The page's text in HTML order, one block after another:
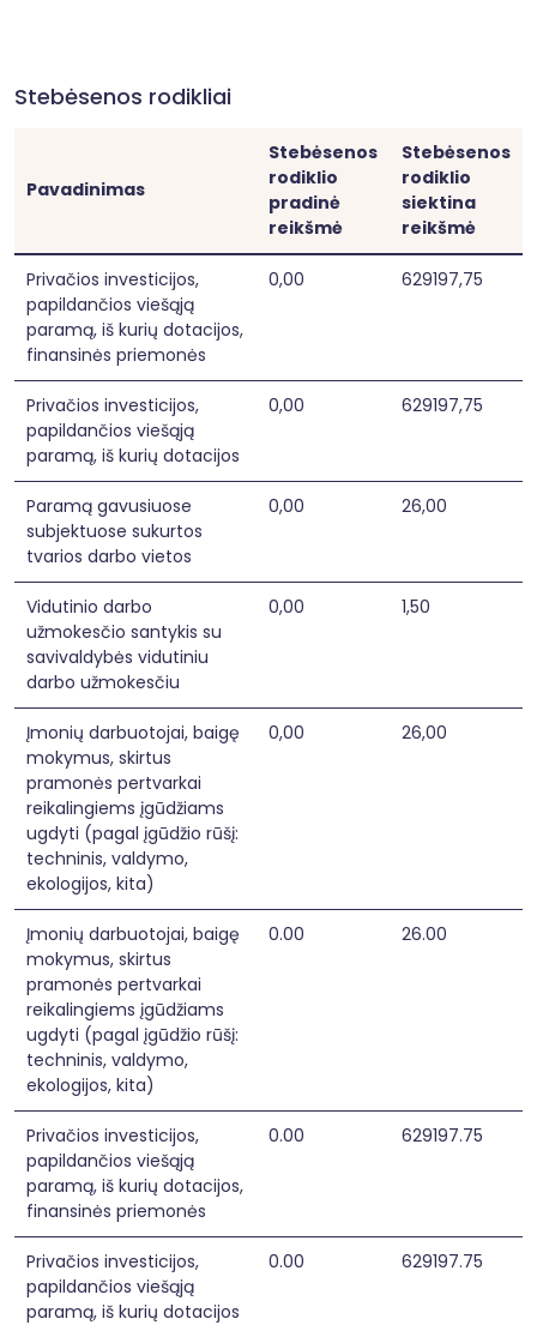
Stebėsenos rodikliai
Pavadinimas
Stebėsenos
rodiklio
pradinė
reikšmė
Stebėsenos
rodiklio
siektina
reikšmė
Privačios investicijos,
papildančios viešąją
paramą, iš kurių dotacijos,
finansinės priemonės
0,00 629197,75
Privačios investicijos,
papildančios viešąją
paramą, iš kurių dotacijos
0,00 629197,75
Paramą gavusiuose
subjektuose sukurtos
tvarios darbo vietos
0,00 26,00
Vidutinio darbo
užmokesčio santykis su
savivaldybės vidutiniu
darbo užmokesčiu
0,00 1,50
Įmonių darbuotojai, baigę
mokymus, skirtus
pramonės pertvarkai
reikalingiems įgūdžiams
ugdyti (pagal įgūdžio rūšį:
techninis, valdymo,
ekologijos, kita)
0,00 26,00
Įmonių darbuotojai, baigę
mokymus, skirtus
pramonės pertvarkai
reikalingiems įgūdžiams
ugdyti (pagal įgūdžio rūšį:
techninis, valdymo,
ekologijos, kita)
0.00 26.00
Privačios investicijos,
papildančios viešąją
paramą, iš kurių dotacijos,
finansinės priemonės
0.00 629197.75
Privačios investicijos,
papildančios viešąją
paramą, iš kurių dotacijos
0.00 629197.75